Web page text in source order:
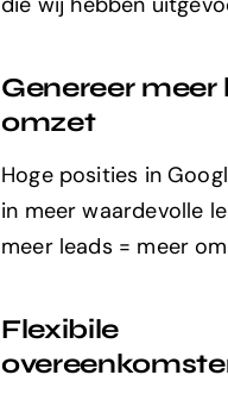
Genereer meer
omzet
Hoge posities in
in meer waardevolle
meer leads = meer
Flexibile